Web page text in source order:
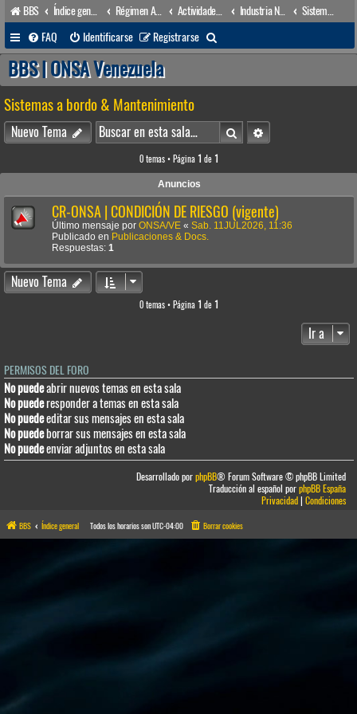
BBS Índice general Régimen Acuático venezolano Actividades conexas Industria Naval
FAQ
Identificarse Registrarse
u
a
r
BBS | ONSA Venezuela
Sistemas a bordo & Mantenimiento
Nuevo Tema BuscarBúsqueda avanzada
0 temas • Página 1 de 1
Anuncios
CR-ONSA | CONDICIÓN DE RIESGO (vigente)
Último mensaje por ONSA/VE « Sab. 11JUL2026, 11:36
Publicado en Publicaciones & Docs.
Respuestas: 1
Nuevo Tema
0 temas • Página 1 de 1
Ir a
PERMISOS DEL FORO
No puedeabrir nuevos temas en esta sala
No puederesponder a temas en esta sala
No puedeeditar sus mensajes en esta sala
No puedeborrar sus mensajes en esta sala
No puedeenviar adjuntos en esta sala
Desarrollado porphpBB® Forum Software © phpBB Limited
Traducción al español porphpBB España
Privacidad|Condiciones
BBS Índice general Todos los horarios sonUTC-04:00 Borrar cookies